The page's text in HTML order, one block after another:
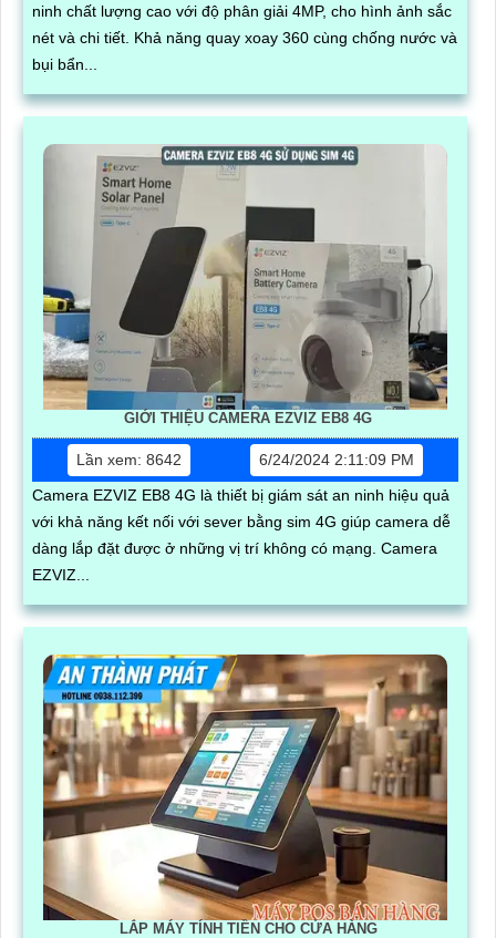
ninh chất lượng cao với độ phân giải 4MP, cho hình ảnh sắc
nét và chi tiết. Khả năng quay xoay 360 cùng chống nước và
bụi bẩn...
GIỚI THIỆU CAMERA EZVIZ EB8 4G
Lần xem: 8642
6/24/2024 2:11:09 PM
Camera EZVIZ EB8 4G là thiết bị giám sát an ninh hiệu quả
với khả năng kết nối với sever bằng sim 4G giúp camera dễ
dàng lắp đặt được ở những vị trí không có mạng. Camera
EZVIZ...
LẮP MÁY TÍNH TIỀN CHO CỬA HÀNG